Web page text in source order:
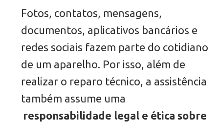
Fotos, contatos, mensagens,
documentos, aplicativos bancários e
redes sociais fazem parte do cotidiano
de um aparelho. Por isso, além de
realizar o reparo técnico, a assistência
também assume uma
responsabilidade legal e ética sobre